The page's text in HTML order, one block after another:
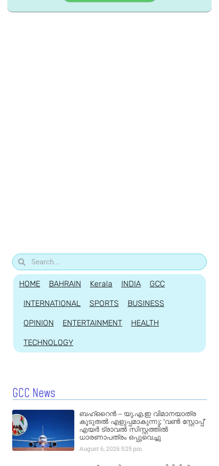
HOME BAHRAIN Kerala INDIA GCC
INTERNATIONAL SPORTS BUSINESS
OPINION ENTERTAINMENT HEALTH
TECHNOLOGY
GCC News
ബഹ്‌റൈൻ – യു.എ.ഇ വിമാനയാത്ര
കൂടുതൽ എളുപ്പമാകുന്നു; ‘വൺ സ്റ്റോപ്പ്’
എയർ ട്രാവൽ സിസ്റ്റത്തിൽ
ധാരണാപത്രം ഒപ്പുവെച്ചു
August 6, 20265:25 pm